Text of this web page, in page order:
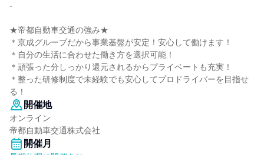
-
★帝都自動車交通の強み★
＊京成グループだから事業基盤が安定！安心して働けます！
＊自分の生活に合わせた働き方を選択可能！
＊頑張った分しっかり還元されるからプライベートも充実！
＊整った研修制度で未経験でも安心してプロドライバーを目指せ
る！
開催地
オンライン
帝都自動車交通株式会社
開催月